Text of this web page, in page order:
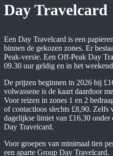
Day Travelcard
Een Day Travelcard is een
binnen de gekozen zones. Er
Peak-versie. Een Off-Peak Day
09.30 uur geldig en in het
De prijzen beginnen in 2026 bij
volwassene is de kaart daardoor
Voor reizen in zones 1 en 2
of contactloos slechts £8,90. Zelfs
dagelijkse limiet van £16,30
Day Travelcard.
Voor groepen van minimaal tien
een aparte Group Day Travelcard.